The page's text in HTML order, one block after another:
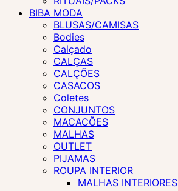
BIBA MODA
BLUSAS/CAMISAS
Bodies
Calçado
CALÇAS
CALÇÕES
CASACOS
Coletes
CONJUNTOS
MACACÕES
MALHAS
OUTLET
PIJAMAS
ROUPA INTERIOR
MALHAS INTERIORES